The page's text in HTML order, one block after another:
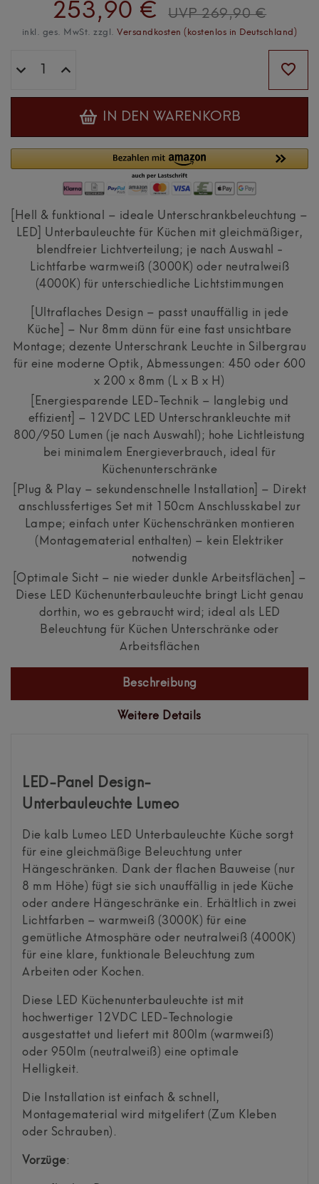
253,90 € UVP 269,90 €
inkl. ges. MwSt. zzgl. Versandkosten (kostenlos in Deutschland)
IN DEN WARENKORB
[Hell & funktional – ideale Unterschrankbeleuchtung –
LED] Unterbauleuchte für Küchen mit gleichmäßiger,
blendfreier Lichtverteilung; je nach Auswahl -
Lichtfarbe warmweiß (3000K) oder neutralweiß
(4000K) für unterschiedliche Lichtstimmungen
[Ultraflaches Design – passt unauffällig in jede
Küche] – Nur 8mm dünn für eine fast unsichtbare
Montage; dezente Unterschrank Leuchte in Silbergrau
für eine moderne Optik, Abmessungen: 450 oder 600
x 200 x 8mm (L x B x H)
[Energiesparende LED-Technik – langlebig und
effizient] – 12VDC LED Unterschrankleuchte mit
800/950 Lumen (je nach Auswahl); hohe Lichtleistung
bei minimalem Energieverbrauch, ideal für
Küchenunterschränke
[Plug & Play – sekundenschnelle Installation] – Direkt
anschlussfertiges Set mit 150cm Anschlusskabel zur
Lampe; einfach unter Küchenschränken montieren
(Montagematerial enthalten) – kein Elektriker
notwendig
[Optimale Sicht – nie wieder dunkle Arbeitsflächen] –
Diese LED Küchenunterbauleuchte bringt Licht genau
dorthin, wo es gebraucht wird; ideal als LED
Beleuchtung für Küchen Unterschränke oder
Arbeitsflächen
Beschreibung
Weitere Details
LED-Panel Design-
Unterbauleuchte Lumeo
Die kalb Lumeo LED Unterbauleuchte Küche sorgt
für eine gleichmäßige Beleuchtung unter
Hängeschränken. Dank der flachen Bauweise (nur
8 mm Höhe) fügt sie sich unauffällig in jede Küche
oder andere Hängeschränke ein. Erhältlich in zwei
Lichtfarben – warmweiß (3000K) für eine
gemütliche Atmosphäre oder neutralweiß (4000K)
für eine klare, funktionale Beleuchtung zum
Arbeiten oder Kochen.
Diese LED Küchenunterbauleuchte ist mit
hochwertiger 12VDC LED-Technologie
ausgestattet und liefert mit 800lm (warmweiß)
oder 950lm (neutralweiß) eine optimale
Helligkeit.
Die Installation ist einfach & schnell,
Montagematerial wird mitgelifert (Zum Kleben
oder Schrauben).
Vorzüge: